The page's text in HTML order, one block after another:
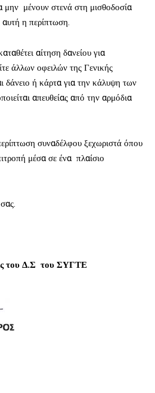
μην μένουν στενά στη μισθοδοσία
αυτή η περίπτωση.
αίτηση δανείου για
άλλων οφειλών της Γενικής
δάνειο ή κάρτα για την κάλυψη των
απευθείας από την αρμόδια
συναδέλφου ξεχωριστά όπου
μέσα σε ένα πλαίσιο
του Δ.Σ του ΣΥΓΤΕ